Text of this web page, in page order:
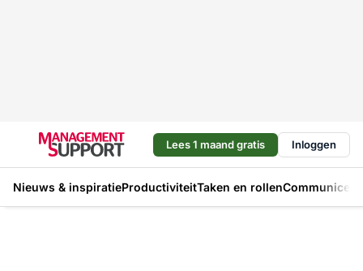
Lees 1 maand gratis Inloggen
Nieuws & inspiratieProductiviteitTaken en rollen